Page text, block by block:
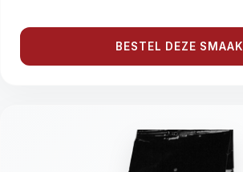
BESTEL DEZE SMAAK